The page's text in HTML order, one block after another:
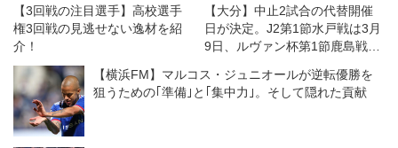
【3回戦の注目選手】高校選手
権3回戦の見逃せない逸材を紹
介！
【大分】中止2試合の代替開催
日が決定。J2第1節水戸戦は3月
9日、ルヴァン杯第1節鹿島戦は
【横浜FM】マルコス・ジュニオールが逆転優勝を
狙うための｢準備｣と｢集中力｣。そして隠れた貢献